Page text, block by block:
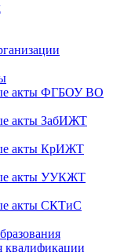
акты ФГБОУ ВО
акты ЗабИЖТ
акты КрИЖТ
акты УУКЖТ
акты СКТиС